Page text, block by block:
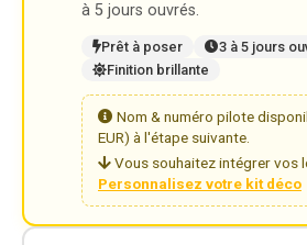
à 5 jours ouvrés.
Prêt à poser
3 à 5 jours
Finition brillante
Nom & numéro pilote
EUR) à l'étape suivante.
Vous souhaitez intégrer vos
Personnalisez votre kit déco